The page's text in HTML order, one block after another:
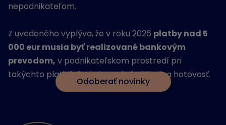
nepodnikateľom.
Z uvedeného vyplýva, že v roku 2026 platby nad 5
000 eur musia byť realizované bankovým
prevodom, v podnikateľskom prostredí pri
takýchto platbách nie je možná už žiadna hotovosť.
Odoberať novinky